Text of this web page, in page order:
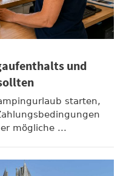
und
starten,
mögliche ...